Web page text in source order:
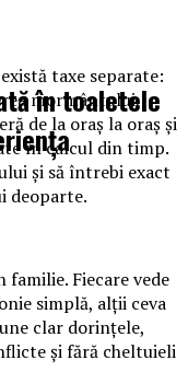
taxe separate:
mormântului,
de la oraș la oraș și
în calcul din timp.
și să întrebi exact
deoparte.
Fiecare vede
simplă, alții ceva
clar dorințele,
și fără cheltuieli
în toaletele